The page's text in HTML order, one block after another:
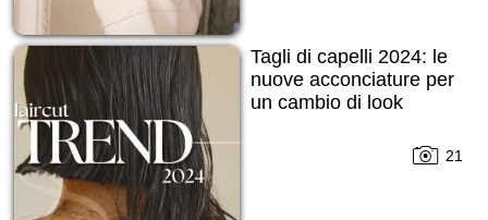
Tagli di capelli 2024: le
nuove acconciature per
un cambio di look
21